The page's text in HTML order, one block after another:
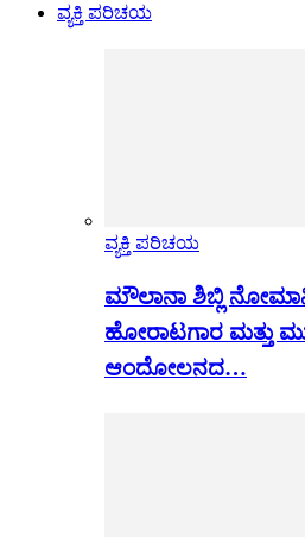
ವ್ಯಕ್ತಿ ಪರಿಚಯ
ವ್ಯಕ್ತಿ ಪರಿಚಯ
ಮೌಲಾನಾ ಶಿಬ್ಲಿ ನೋಮಾನಿ
ಹೋರಾಟಗಾರ ಮತ್ತು
ಆಂದೋಲನದ…